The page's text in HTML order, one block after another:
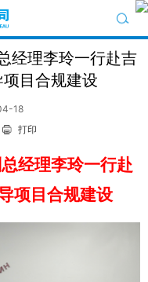
经理李玲一行赴吉
目合规建设
18
打印
经理李玲一行赴
项目合规建设